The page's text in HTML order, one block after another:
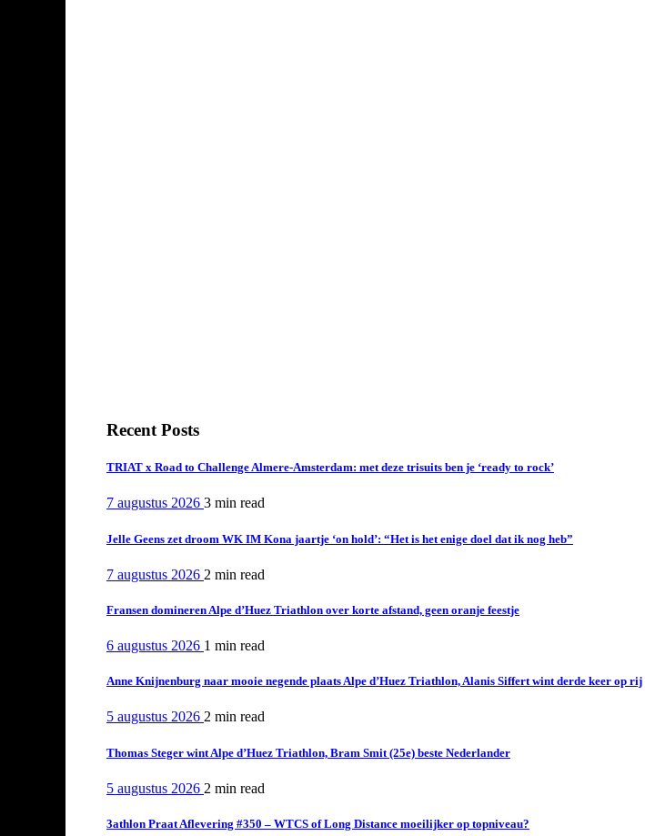
Recent Posts
TRIAT x Road to Challenge Almere-Amsterdam: met deze trisuits ben je ‘ready to rock’
7 augustus 2026 3 min read
Jelle Geens zet droom WK IM Kona jaartje ‘on hold’: “Het is het enige doel dat ik nog heb”
7 augustus 2026 2 min read
Fransen domineren Alpe d’Huez Triathlon over korte afstand, geen oranje feestje
6 augustus 2026 1 min read
Anne Knijnenburg naar mooie negende plaats Alpe d’Huez Triathlon, Alanis Siffert wint derde keer op rij
5 augustus 2026 2 min read
Thomas Steger wint Alpe d’Huez Triathlon, Bram Smit (25e) beste Nederlander
5 augustus 2026 2 min read
3athlon Praat Aflevering #350 – WTCS of Long Distance moeilijker op topniveau?